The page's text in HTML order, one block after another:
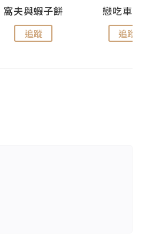
窩夫與蝦子餅
追蹤
戀吃車
追蹤